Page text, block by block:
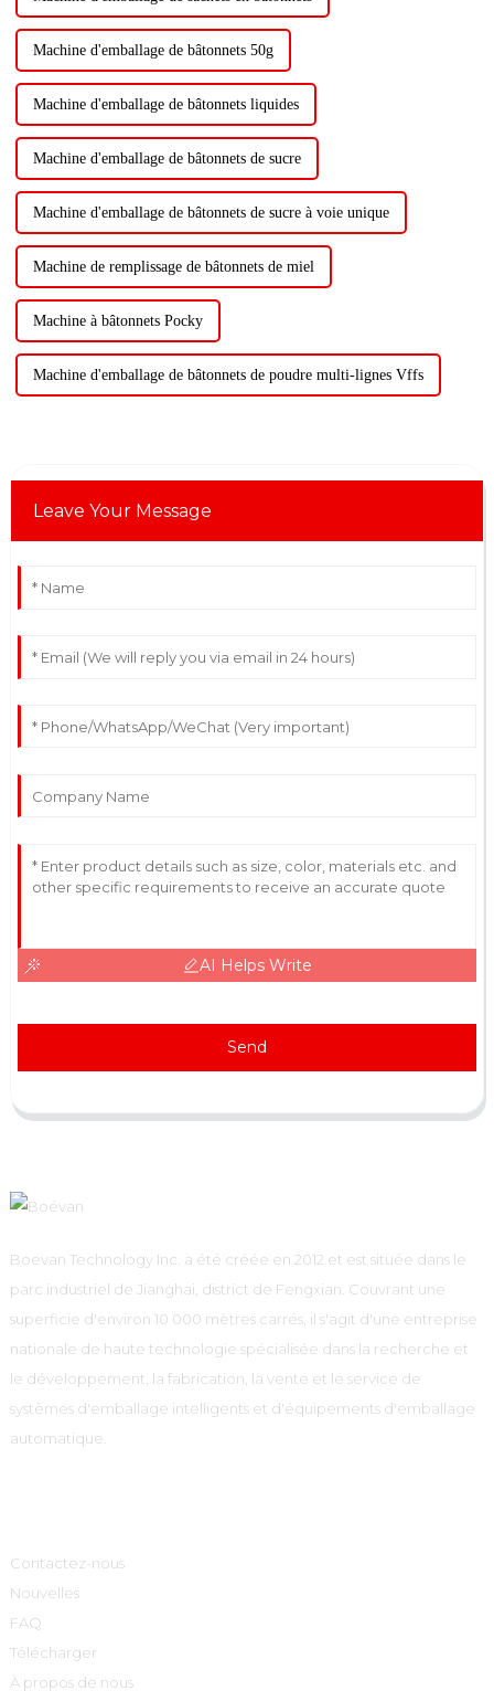
Machine d'emballage de bâtonnets 50g
Machine d'emballage de bâtonnets liquides
Machine d'emballage de bâtonnets de sucre
Machine d'emballage de bâtonnets de sucre à voie unique
Machine de remplissage de bâtonnets de miel
Machine à bâtonnets Pocky
Machine d'emballage de bâtonnets de poudre multi-lignes Vffs
Leave Your Message
AI Helps Write
Send
Boevan Technology Inc. a été créée en 2012 et est située dans le
parc industriel de Jianghai, district de Fengxian. Couvrant une
superficie d'environ 10 000 mètres carrés, il s'agit d'une entreprise
nationale de haute technologie spécialisée dans la recherche et
le développement, la fabrication, la vente et le service de
systèmes d'emballage intelligents et d'équipements d'emballage
automatique.
Contactez-nous
Nouvelles
FAQ
Télécharger
À propos de nous